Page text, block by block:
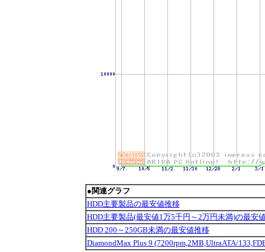
●関連グラフ
HDD主要製品の最安値推移
HDD主要製品(最安値1万5千円～2万円未満)の最安
HDD 200～250GB未満の最安値推移
DiamondMax Plus 9 (7200rpm,2MB,UltraATA/